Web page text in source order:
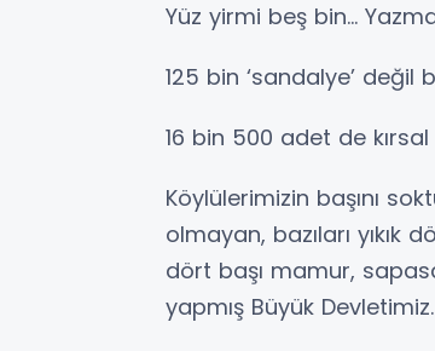
Yüz yirmi beş bin…
125 bin ‘sandalye’ değil
16 bin 500 adet de
Köylülerimizin başını
olmayan, bazıları yıkık
dört başı mamur,
yapmış Büyük Devletimiz.